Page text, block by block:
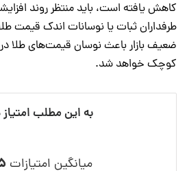
کاهش یافته است، باید منتظر روند
طرفداران ثبات یا نوسانات اندک قیمت
ضعیف بازار باعث نوسان قیمت‌های طلا
کوچک خواهد شد.
به این مطلب
میانگین امتیازات